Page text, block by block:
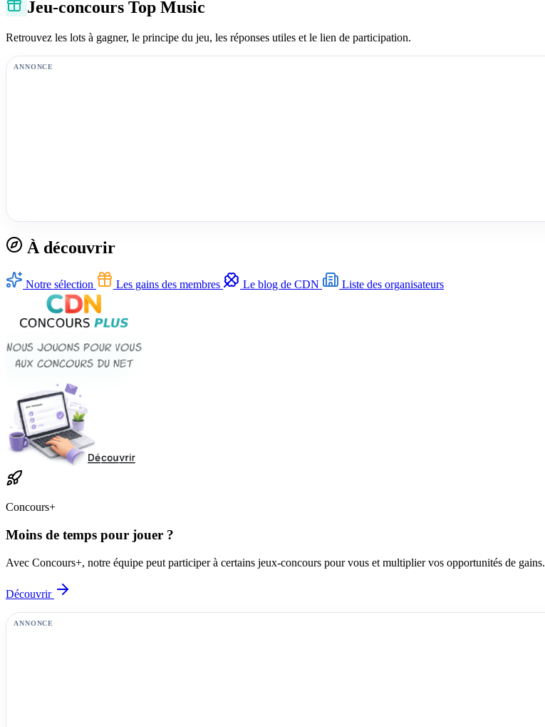
Jeu-concours Top Music
Retrouvez les lots à gagner, le principe du jeu, les réponses utiles et le lien de participation.
ANNONCE
À découvrir
Notre sélection Les gains des membres Le blog de CDN Liste des organisateurs
Concours+
Moins de temps pour jouer ?
Avec Concours+, notre équipe peut participer à certains jeux-concours pour vous et multiplier vos opportunités de gains.
Découvrir
ANNONCE